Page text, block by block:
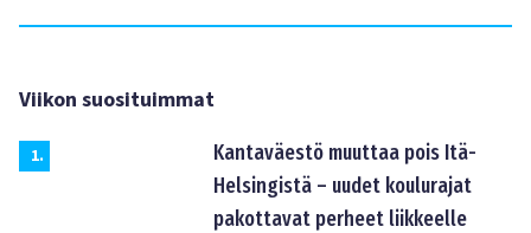
Viikon suosituimmat
1.
Kantaväestö muuttaa pois Itä-
Helsingistä – uudet koulurajat
pakottavat perheet liikkeelle